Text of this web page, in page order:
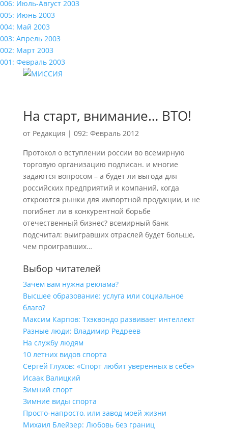
006: Июль-Август 2003
005: Июнь 2003
004: Май 2003
003: Апрель 2003
002: Март 2003
001: Февраль 2003
На старт, внимание… ВТО!
от Редакция | 092: Февраль 2012
Протокол о вступлении россии во всемирную
торговую организацию подписан. и многие
задаются вопросом – а будет ли выгода для
российских предприятий и компаний, когда
откроются рынки для импортной продукции, и не
погибнет ли в конкурентной борьбе
отечественный бизнес? всемирный банк
подсчитал: выигравших отраслей будет больше,
чем проигравших…
Выбор читателей
Зачем вам нужна реклама?
Высшее образование: услуга или социальное
благо?
Максим Карпов: Тхэквондо развивает интеллект
Разные люди: Владимир Редреев
На службу людям
10 летних видов спорта
Сергей Глухов: «Спорт любит уверенных в себе»
Исаак Валицкий
Зимний спорт
Зимние виды спорта
Просто-напросто, или завод моей жизни
Михаил Блейзер: Любовь без границ